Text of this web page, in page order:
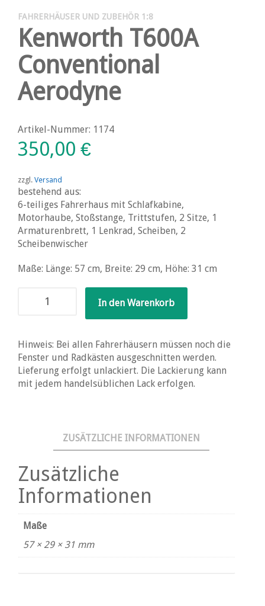
FAHRERHÄUSER UND ZUBEHÖR 1:8
Kenworth T600A
Conventional
Aerodyne
Artikel-Nummer: 1174
350,00 €
zzgl. Versand
bestehend aus:
6-teiliges Fahrerhaus mit Schlafkabine,
Motorhaube, Stoßstange, Trittstufen, 2 Sitze, 1
Armaturenbrett, 1 Lenkrad, Scheiben, 2
Scheibenwischer
Maße: Länge: 57 cm, Breite: 29 cm, Höhe: 31 cm
Menge
In den Warenkorb
Hinweis: Bei allen Fahrerhäusern müssen noch die
Fenster und Radkästen ausgeschnitten werden.
Lieferung erfolgt unlackiert. Die Lackierung kann
mit jedem handelsüblichen Lack erfolgen.
ZUSÄTZLICHE INFORMATIONEN
Zusätzliche
Informationen
Maße
57 × 29 × 31 mm